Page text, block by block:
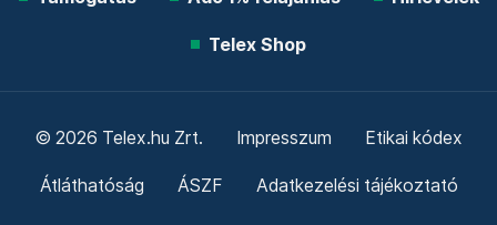
Telex Shop
© 2026 Telex.hu Zrt. Impresszum Etikai kódex
Átláthatóság ÁSZF Adatkezelési tájékoztató